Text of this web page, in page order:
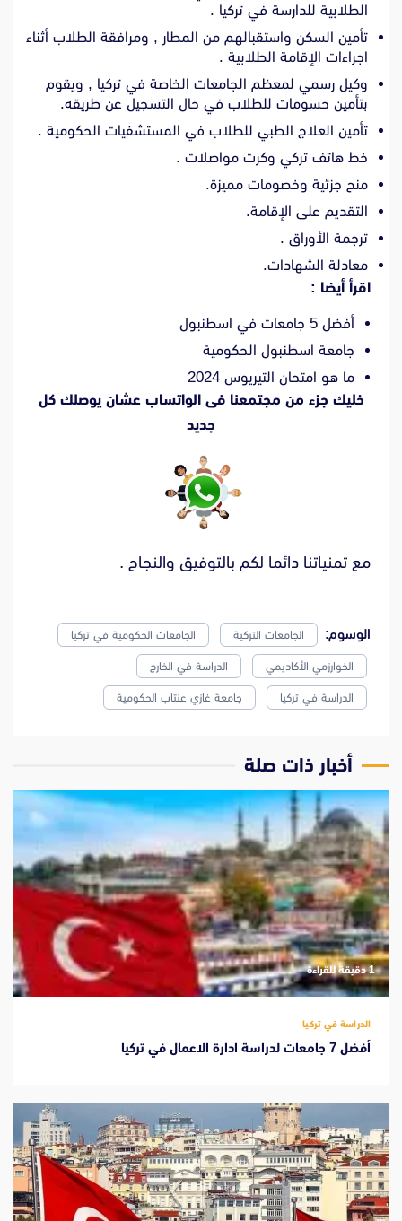
الطلابية للدارسة في تركيا .
تأمين السكن واستقبالهم من المطار , ومرافقة الطلاب أثناء
اجراءات الإقامة الطلابية .
وكيل رسمي لمعظم الجامعات الخاصة في تركيا , ويقوم
بتأمين حسومات للطلاب في حال التسجيل عن طريقه.
تأمين العلاج الطبي للطلاب في المستشفيات الحكومية .
خط هاتف تركي وكرت مواصلات .
منح جزئية وخصومات مميزة.
التقديم على الإقامة.
ترجمة الأوراق .
معادلة الشهادات.
اقرأ أيضا :
أفضل 5 جامعات في اسطنبول
جامعة اسطنبول الحكومية
ما هو امتحان التيريوس 2024
خليك جزء من مجتمعنا فى الواتساب عشان يوصلك كل
جديد
مع تمنياتنا دائما لكم بالتوفيق والنجاح .
الوسوم: الجامعات التركية الجامعات الحكومية في تركيا
الخوارزمي الأكاديمي الدراسة في الخارج
الدراسة في تركيا جامعة غازي عنتاب الحكومية
‫أخبار ذات صلة
‫1 دقيقة للقراءة
الدراسة في تركيا
أفضل 7 جامعات لدراسة ادارة الاعمال في تركيا